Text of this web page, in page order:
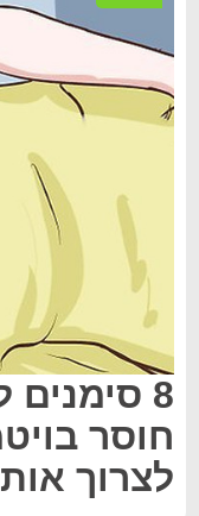
8
לצרוך